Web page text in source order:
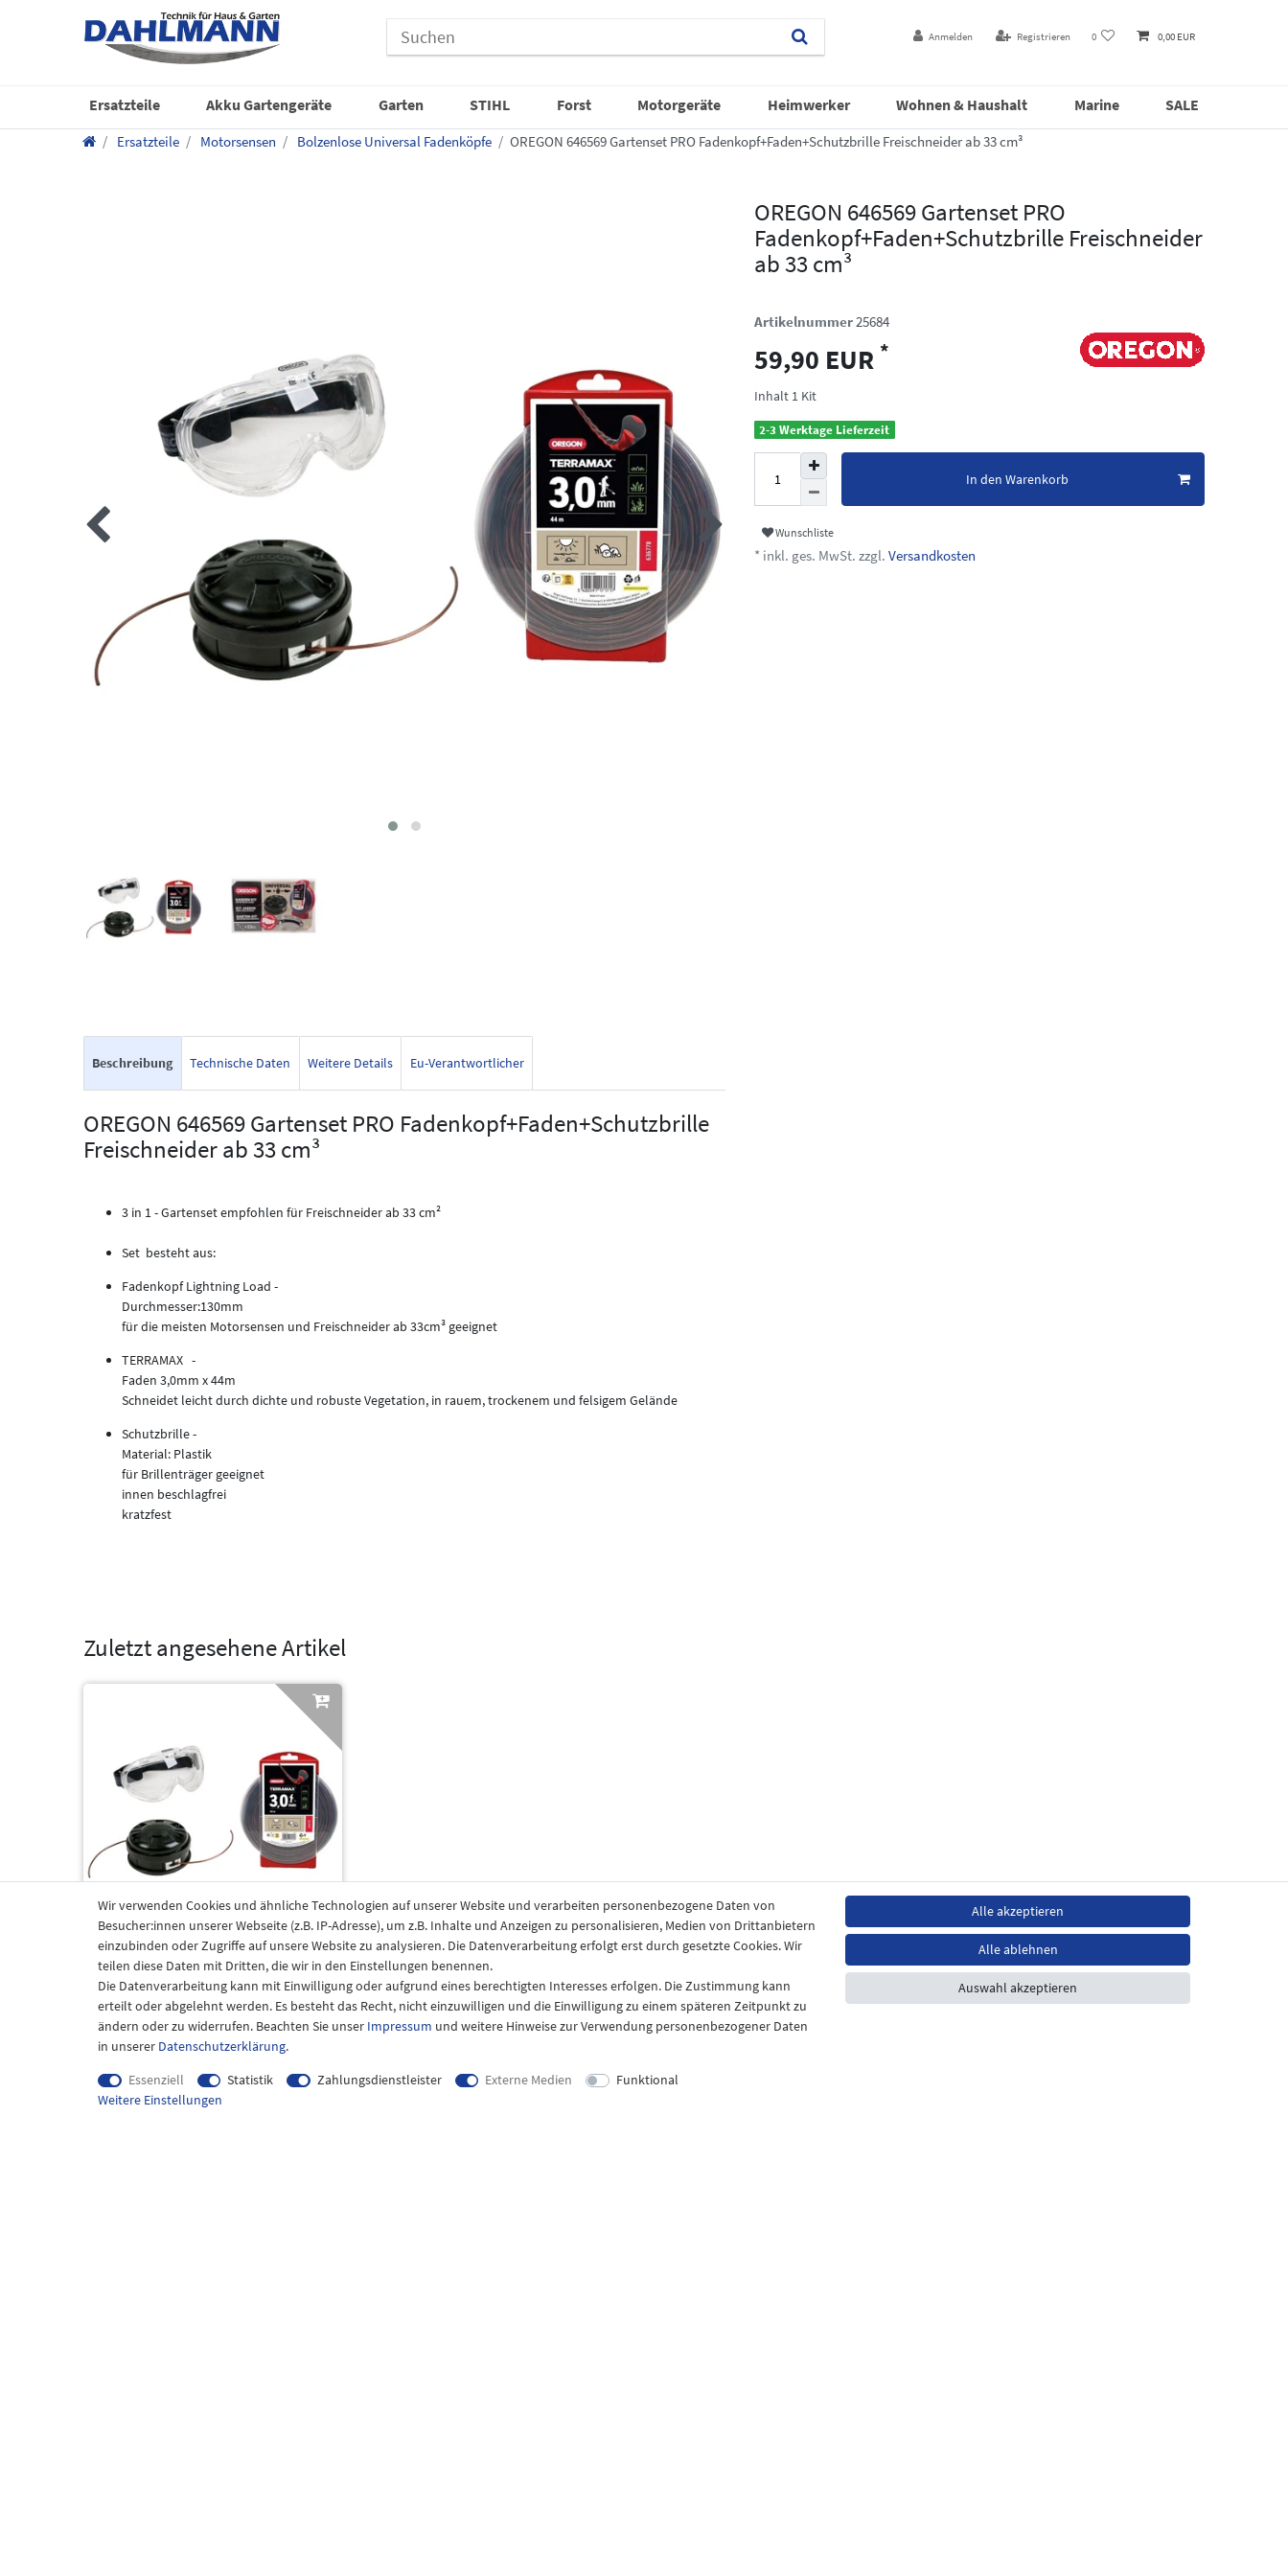
Anmelden Registrieren 0 0,00 EUR
Ersatzteile Akku Gartengeräte Garten STIHL Forst Motorgeräte Heimwerker Wohnen & Haushalt Marine SALE
Ersatzteile Motorsensen Bolzenlose Universal Fadenköpfe OREGON 646569 Gartenset PRO Fadenkopf+Faden+Schutzbrille Freischneider ab 33 cm³
OREGON 646569 Gartenset PRO
Fadenkopf+Faden+Schutzbrille Freischneider
ab 33 cm³
Artikelnummer25684
59,90 EUR *
Inhalt 1 Kit
2-3 Werktage Lieferzeit
In den Warenkorb
Wunschliste
* inkl. ges. MwSt. zzgl. Versandkosten
Beschreibung Technische Daten Weitere Details Eu-Verantwortlicher
OREGON 646569 Gartenset PRO Fadenkopf+Faden+Schutzbrille
Freischneider ab 33 cm³
3 in 1 - Gartenset empfohlen für Freischneider ab 33 cm²
Set besteht aus:
Fadenkopf Lightning Load -
Durchmesser:130mm
für die meisten Motorsensen und Freischneider ab 33cm³ geeignet
TERRAMAX -
Faden 3,0mm x 44m
Schneidet leicht durch dichte und robuste Vegetation, in rauem, trockenem und felsigem Gelände
Schutzbrille -
Material: Plastik
für Brillenträger geeignet
innen beschlagfrei
kratzfest
Zuletzt angesehene Artikel
OREGON 646569 Gartenset PRO
Fadenkopf+Faden+Schutzbrille
Freischneider ab 33 cm³
59,90 € *
1 Kit
Wir verwenden Cookies und ähnliche Technologien auf unserer Website und verarbeiten personenbezogene Daten von
Besucher:innen unserer Webseite (z.B. IP-Adresse), um z.B. Inhalte und Anzeigen zu personalisieren, Medien von Drittanbietern
einzubinden oder Zugriffe auf unsere Website zu analysieren. Die Datenverarbeitung erfolgt erst durch gesetzte Cookies. Wir
teilen diese Daten mit Dritten, die wir in den Einstellungen benennen.
Die Datenverarbeitung kann mit Einwilligung oder aufgrund eines berechtigten Interesses erfolgen. Die Zustimmung kann
erteilt oder abgelehnt werden. Es besteht das Recht, nicht einzuwilligen und die Einwilligung zu einem späteren Zeitpunkt zu
ändern oder zu widerrufen. Beachten Sie unser Impressum und weitere Hinweise zur Verwendung personenbezogener Daten
in unserer Daten­schutz­erklärung.
Essenziell
Statistik Zahlungsdienstleister Externe Medien
Funktional
Weitere Einstellungen
Alle akzeptieren
Alle ablehnen
Auswahl akzeptieren